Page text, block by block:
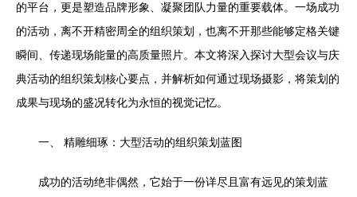
的平台，更是塑造品牌形象、凝聚团队力量的重要载体。一场成功
的活动，离不开精密周全的组织策划，也离不开那些能够定格关键
瞬间、传递现场能量的高质量照片。本文将深入探讨大型会议与庆
典活动的组织策划核心要点，并解析如何通过现场摄影，将策划的
成果与现场的盛况转化为永恒的视觉记忆。
一、 精雕细琢：大型活动的组织策划蓝图
成功的活动绝非偶然，它始于一份详尽且富有远见的策划蓝